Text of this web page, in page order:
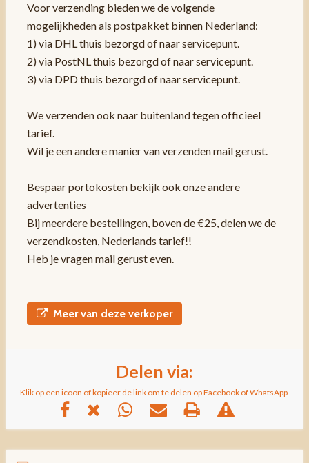
Voor verzending bieden we de volgende
mogelijkheden als postpakket binnen Nederland:
1) via DHL thuis bezorgd of naar servicepunt.
2) via PostNL thuis bezorgd of naar servicepunt.
3) via DPD thuis bezorgd of naar servicepunt.
We verzenden ook naar buitenland tegen officieel
tarief.
Wil je een andere manier van verzenden mail gerust.
Bespaar portokosten bekijk ook onze andere
advertenties
Bij meerdere bestellingen, boven de €25, delen we de
verzendkosten, Nederlands tarief!!
Heb je vragen mail gerust even.
Meer van deze verkoper
Delen via:
Klik op een icoon of kopieer de link om te delen op Facebook of WhatsApp